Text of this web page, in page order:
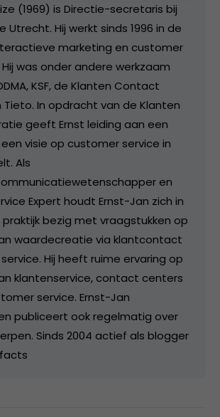
(1969) is Directie-secretaris bij
Utrecht. Hij werkt sinds 1996 in de
marketing en customer
was onder andere werkzaam
KSF, de Klanten Contact
In opdracht van de Klanten
geeft Ernst leiding aan een
visie op customer service in
Als
en
Expert houdt Ernst-Jan zich in
bezig met vraagstukken op
waardecreatie via klantcontact
Hij heeft ruime ervaring op
klantenservice, contact centers
service. Ernst-Jan
publiceert ook regelmatig over
Sinds 2004 actief als blogger